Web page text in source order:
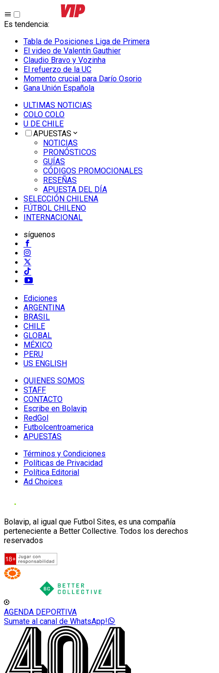
Es tendencia:
Tabla de Posiciones Liga de Primera
El video de Valentín Gauthier
Claudio Bravo y Vozinha
El refuerzo de la UC
Momento crucial para Darío Osorio
Gana Unión Española
ULTIMAS NOTICIAS
COLO COLO
U DE CHILE
APUESTAS
NOTICIAS
PRONÓSTICOS
GUÍAS
CÓDIGOS PROMOCIONALES
RESEÑAS
APUESTA DEL DÍA
SELECCIÓN CHILENA
FÚTBOL CHILENO
INTERNACIONAL
síguenos
Ediciones
ARGENTINA
BRASIL
CHILE
GLOBAL
MÉXICO
PERU
US ENGLISH
QUIENES SOMOS
STAFF
CONTACTO
Escribe en Bolavip
RedGol
Futbolcentroamerica
APUESTAS
Términos y Condiciones
Políticas de Privacidad
Política Editorial
Ad Choices
Bolavip, al igual que Futbol Sites, es una compañía
perteneciente a Better Collective. Todos los derechos
reservados
AGENDA DEPORTIVA
Sumate al canal de WhatsApp!